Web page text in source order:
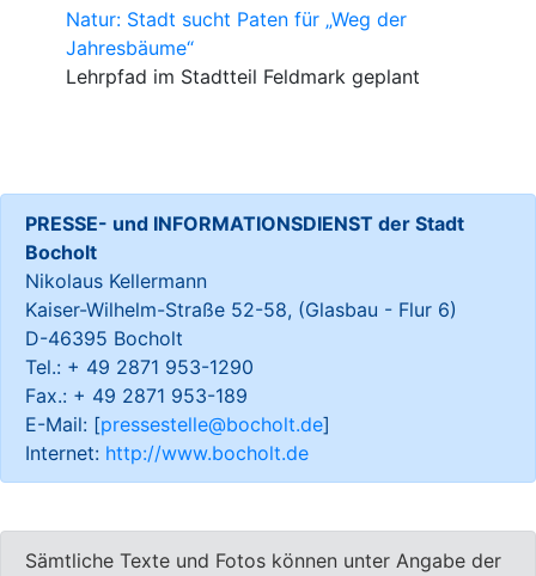
Natur: Stadt sucht Paten für „Weg der
Jahresbäume“
Lehrpfad im Stadtteil Feldmark geplant
PRESSE- und INFORMATIONSDIENST der Stadt
Bocholt
Nikolaus Kellermann
Kaiser-Wilhelm-Straße 52-58, (Glasbau - Flur 6)
D-46395 Bocholt
Tel.: + 49 2871 953-1290
Fax.: + 49 2871 953-189
E-Mail: [pressestelle@bocholt.de]
Internet: http://www.bocholt.de
Sämtliche Texte und Fotos können unter Angabe der